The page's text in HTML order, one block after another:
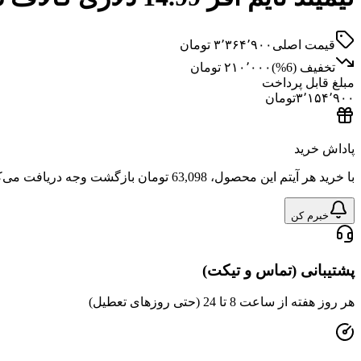
قیمت اصلی ۳٬۳۶۴٬۹۰۰ تومان
تخفیف (6
%)۲۱۰٬۰۰۰ تومان
مبلغ قابل پرداخت
۳٬۱۵۴٬۹۰۰تومان
پاداش خرید
با خرید هر آیتم این محصول، 63,098 تومان بازگشت وجه دریافت
خبرم کن
پشتیبانی (تماس و تیکت)
هر روز هفته از ساعت 8 تا 24 (حتی روزهای تعطیل)